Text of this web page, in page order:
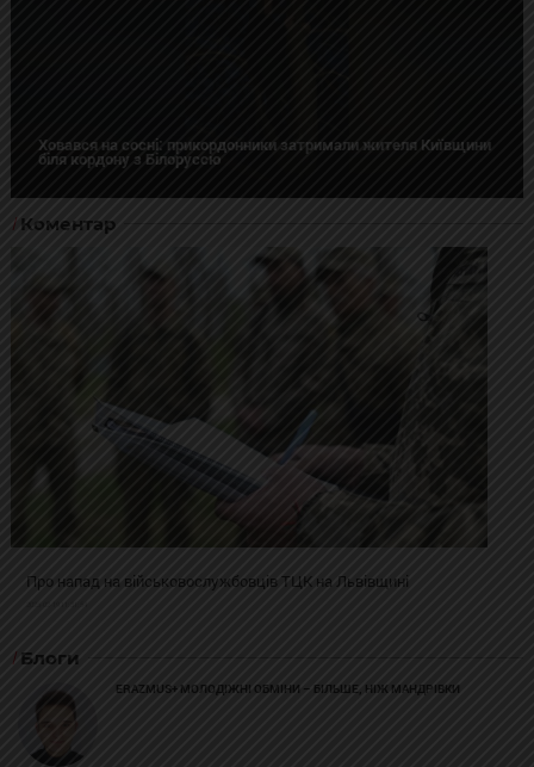
Ховався на сосні: прикордонники затримали жителя Київщини
біля кордону з Білоруссю
Коментар
Про напад на військовослужбовців ТЦК на Львівщині
Блоги
ERAZMUS+ МОЛОДІЖНІ ОБМІНИ – БІЛЬШЕ, НІЖ МАНДРІВКИ